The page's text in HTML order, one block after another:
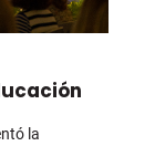
la